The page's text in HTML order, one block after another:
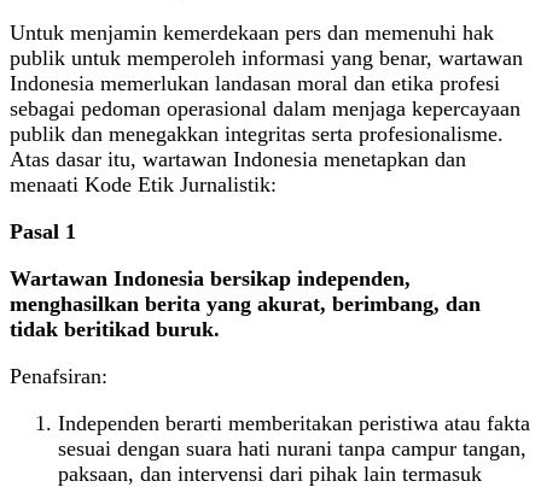
Untuk menjamin kemerdekaan pers dan memenuhi hak
publik untuk memperoleh informasi yang benar, wartawan
Indonesia memerlukan landasan moral dan etika profesi
sebagai pedoman operasional dalam menjaga kepercayaan
publik dan menegakkan integritas serta profesionalisme.
Atas dasar itu, wartawan Indonesia menetapkan dan
menaati Kode Etik Jurnalistik:
Pasal 1
Wartawan Indonesia bersikap independen,
menghasilkan berita yang akurat, berimbang, dan
tidak beritikad buruk.
Penafsiran:
Independen berarti memberitakan peristiwa atau fakta
sesuai dengan suara hati nurani tanpa campur tangan,
paksaan, dan intervensi dari pihak lain termasuk